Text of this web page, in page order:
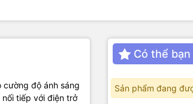
cường độ ánh sáng
tiếp với điện trở
Có thể
Sản phẩm đang